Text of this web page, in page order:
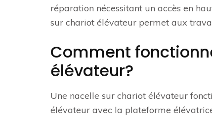
réparation nécessitant un accès en
sur chariot élévateur permet aux
Comment
élévateur?
Une nacelle sur chariot élévateur
élévateur avec la plateforme